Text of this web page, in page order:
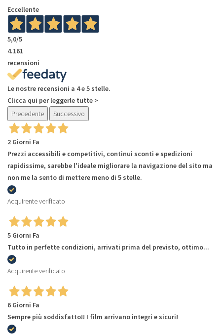
Eccellente
5,0/5
4.161
recensioni
Le nostre recensioni a 4 e 5 stelle.
Clicca qui per leggerle tutte >
Precedente
Successivo
2 Giorni Fa
Prezzi accessibili e competitivi, continui sconti e spedizioni
rapidissime, sarebbe l'ideale migliorare la navigazione del sito ma
non me la sento di mettere meno di 5 stelle.
Acquirente verificato
5 Giorni Fa
Tutto in perfette condizioni, arrivati prima del previsto, ottimo...
Acquirente verificato
6 Giorni Fa
Sempre più soddisfatto!! I film arrivano integri e sicuri!